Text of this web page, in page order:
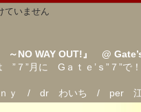
ていません
～NO WAY OUT!』 @
”７”月に Gａｔｅ’ｓ”７”で
ｙ / dr わいち / per 江